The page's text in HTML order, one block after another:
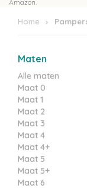
Amazon.
Home
Maten
Alle maten
Maat 0
Maat 1
Maat 2
Maat 3
Maat 4
Maat 4+
Maat 5
Maat 5+
Maat 6